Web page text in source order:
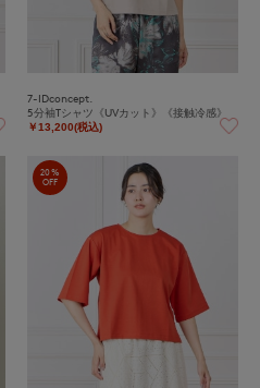
7-IDconcept.
5分袖Tシャツ《UVカット》《接触冷感》
￥13,200(税込)
20%
OFF